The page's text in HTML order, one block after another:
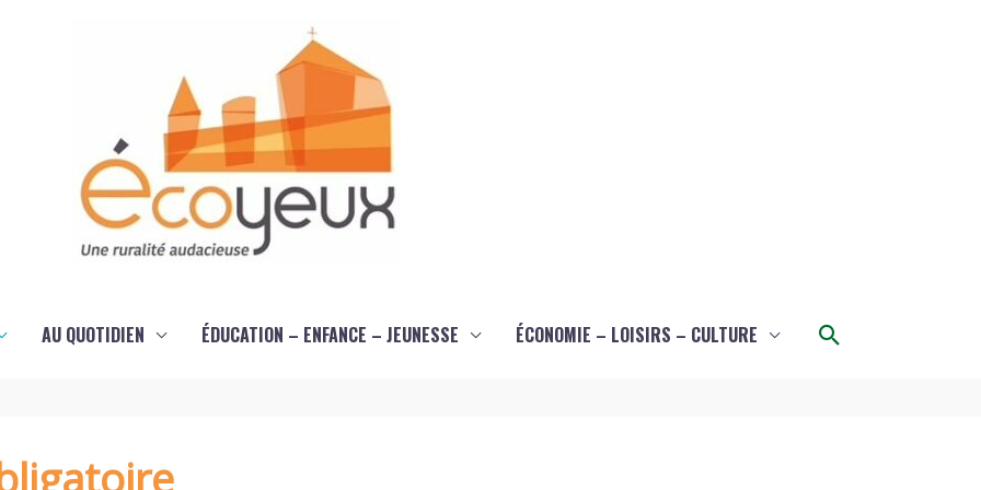
AU QUOTIDIEN ÉDUCATION – ENFANCE – JEUNESSE ÉCONOMIE – LOISIRS – CULTURE Rechercher